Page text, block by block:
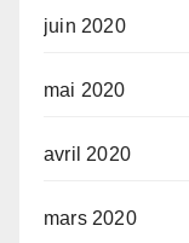
juin 2020
mai 2020
avril 2020
mars 2020